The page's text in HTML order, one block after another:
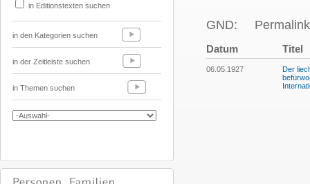
in Editionstexten suchen
in den Kategorien suchen
in der Zeitleiste suchen
in Themen suchen
GND:
Datum Titel
06.05.1927
Der